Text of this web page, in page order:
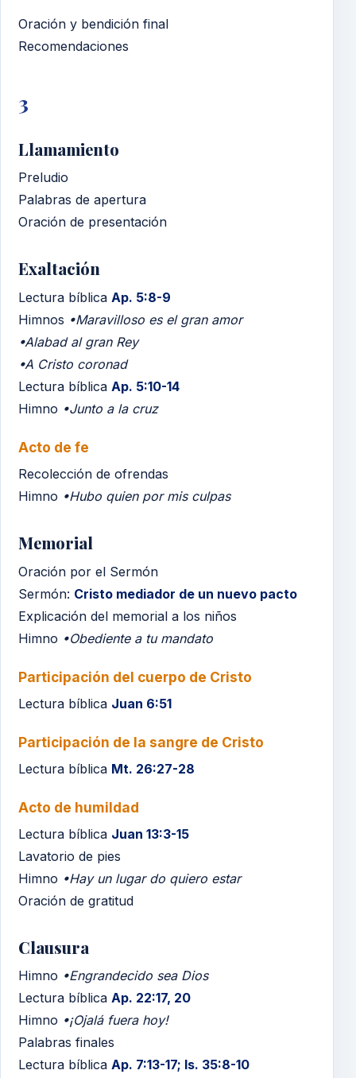
Oración y bendición final
Recomendaciones
3
Llamamiento
Preludio
Palabras de apertura
Oración de presentación
Exaltación
Lectura bíblica Ap. 5:8-9
Himnos •Maravilloso es el gran amor
•Alabad al gran Rey
•A Cristo coronad
Lectura bíblica Ap. 5:10-14
Himno •Junto a la cruz
Acto de fe
Recolección de ofrendas
Himno •Hubo quien por mis culpas
Memorial
Oración por el Sermón
Sermón: Cristo mediador de un nuevo pacto
Explicación del memorial a los niños
Himno •Obediente a tu mandato
Participación del cuerpo de Cristo
Lectura bíblica Juan 6:51
Participación de la sangre de Cristo
Lectura bíblica Mt. 26:27-28
Acto de humildad
Lectura bíblica Juan 13:3-15
Lavatorio de pies
Himno •Hay un lugar do quiero estar
Oración de gratitud
Clausura
Himno •Engrandecido sea Dios
Lectura bíblica Ap. 22:17, 20
Himno •¡Ojalá fuera hoy!
Palabras finales
Lectura bíblica Ap. 7:13-17; Is. 35:8-10